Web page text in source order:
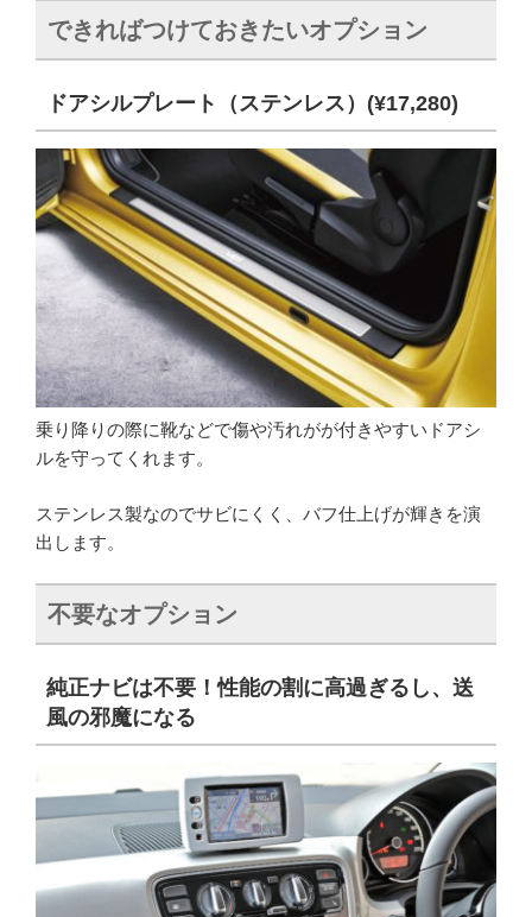
できればつけておきたいオプション
ドアシルプレート（ステンレス）(¥17,280)
乗り降りの際に靴などで傷や汚れがが付きやすいドアシ
ルを守ってくれます。
ステンレス製なのでサビにくく、バフ仕上げが輝きを演
出します。
不要なオプション
純正ナビは不要！性能の割に高過ぎるし、送
風の邪魔になる